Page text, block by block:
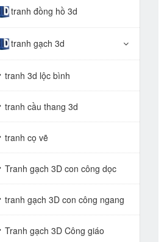
tranh đồng hồ 3d
tranh gạch 3d
tranh 3d lộc bình
tranh cầu thang 3d
tranh cọ vẽ
Tranh gạch 3D con công dọc
tranh gạch 3D con công ngang
Tranh gạch 3D Công giáo